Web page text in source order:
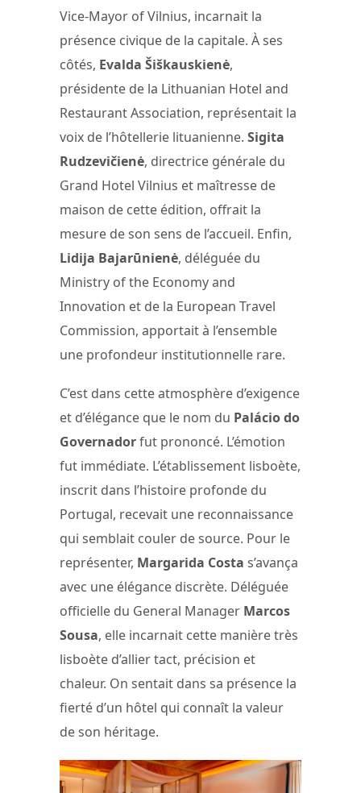
Vice-Mayor of Vilnius, incarnait la
présence civique de la capitale. À ses
côtés, Evalda Šiškauskienė,
présidente de la Lithuanian Hotel and
Restaurant Association, représentait la
voix de l’hôtellerie lituanienne. Sigita
Rudzevičienė, directrice générale du
Grand Hotel Vilnius et maîtresse de
maison de cette édition, offrait la
mesure de son sens de l’accueil. Enfin,
Lidija Bajarūnienė, déléguée du
Ministry of the Economy and
Innovation et de la European Travel
Commission, apportait à l’ensemble
une profondeur institutionnelle rare.
C’est dans cette atmosphère d’exigence
et d’élégance que le nom du Palácio do
Governadorfut prononcé. L’émotion
fut immédiate. L’établissement lisboète,
inscrit dans l’histoire profonde du
Portugal, recevait une reconnaissance
qui semblait couler de source. Pour le
représenter, Margarida Costa s’avança
avec une élégance discrète. Déléguée
officielle du General Manager Marcos
Sousa, elle incarnait cette manière très
lisboète d’allier tact, précision et
chaleur. On sentait dans sa présence la
fierté d’un hôtel qui connaît la valeur
de son héritage.